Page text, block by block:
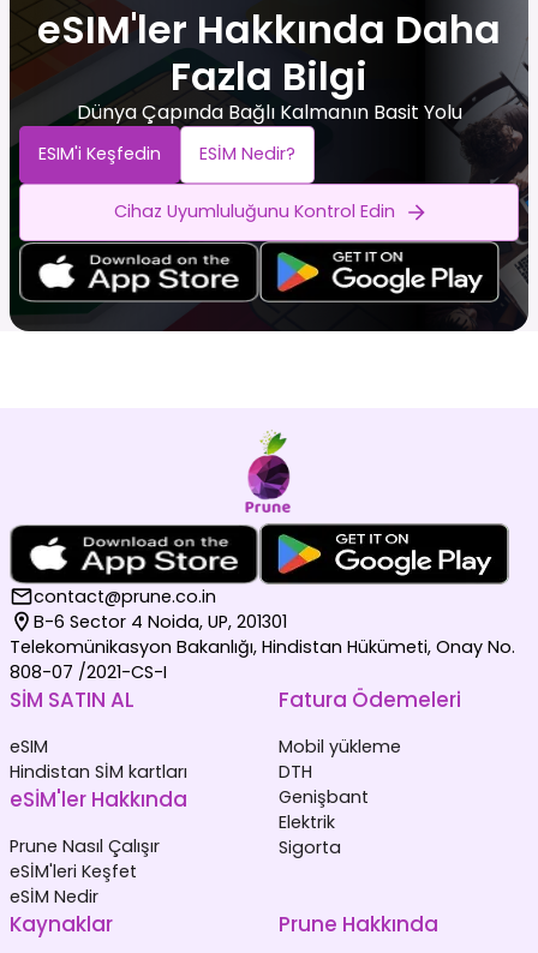
eSIM'ler Hakkında Daha
Fazla Bilgi
Dünya Çapında Bağlı Kalmanın Basit Yolu
ESIM'i Keşfedin ESİM Nedir?
Cihaz Uyumluluğunu Kontrol Edin
contact@prune.co.in
B-6 Sector 4 Noida, UP, 201301
Telekomünikasyon Bakanlığı, Hindistan Hükümeti, Onay No.
808-07 /2021-CS-I
SİM SATIN AL
eSIM
Hindistan SİM kartları
eSİM'ler Hakkında
Prune Nasıl Çalışır
eSİM'leri Keşfet
eSİM Nedir
Fatura Ödemeleri
Mobil yükleme
DTH
Genişbant
Elektrik
Sigorta
Kaynaklar Prune Hakkında